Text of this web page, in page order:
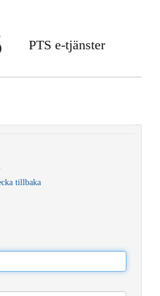
PTS e-tjänster
tillbaka